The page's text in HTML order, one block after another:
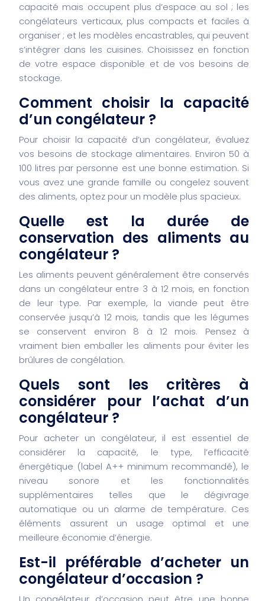
capacité mais occupent plus d’espace au sol ; les
congélateurs verticaux, plus compacts et faciles à
organiser ; et les modèles encastrables, qui peuvent
s’intégrer dans les cuisines. Choisissez en fonction
de votre espace disponible et de vos besoins de
stockage.
Comment choisir la capacité
d’un congélateur ?
Pour choisir la capacité d’un congélateur, évaluez
vos besoins de stockage alimentaires. Environ 50 à
100 litres par personne est une bonne estimation. Si
vous avez une grande famille ou congelez souvent
des aliments, optez pour un modèle plus spacieux.
Quelle est la durée de
conservation des aliments au
congélateur ?
Les aliments peuvent généralement être conservés
dans un congélateur entre 3 à 12 mois, en fonction
de leur type. Par exemple, la viande peut être
conservée jusqu’à 12 mois, tandis que les légumes
se conservent environ 8 à 12 mois. Pensez à
vraiment bien emballer les aliments pour éviter les
brûlures de congélation.
Quels sont les critères à
considérer pour l’achat d’un
congélateur ?
Pour acheter un congélateur, il est essentiel de
considérer la capacité, le type, l’efficacité
énergétique (label A++ minimum recommandé), le
niveau sonore et les fonctionnalités
supplémentaires telles que le dégivrage
automatique ou un alarme de température. Ces
éléments assurent un usage optimal et une
meilleure économie d’énergie.
Est-il préférable d’acheter un
congélateur d’occasion ?